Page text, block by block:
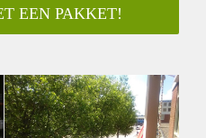
EEN PAKKET!